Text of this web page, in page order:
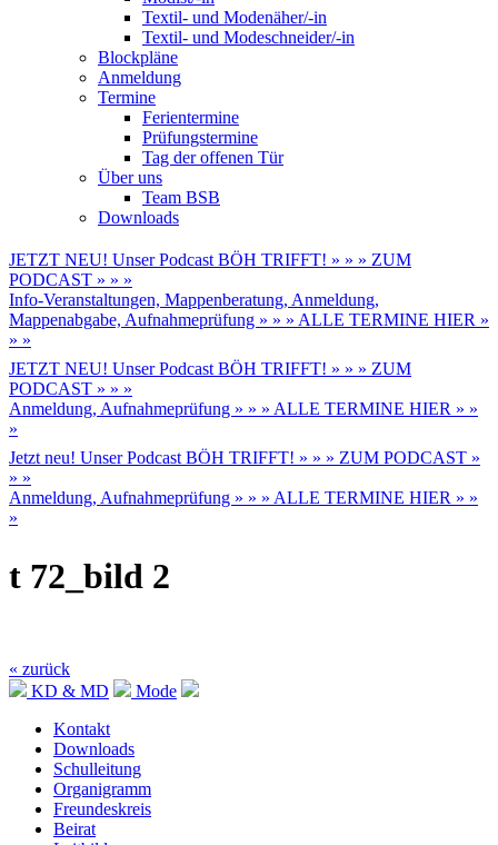
Textil- und Modenäher/-in
Textil- und Modeschneider/-in
Blockpläne
Anmeldung
Termine
Ferientermine
Prüfungstermine
Tag der offenen Tür
Über uns
Team BSB
Downloads
JETZT NEU! Unser Podcast BÖH TRIFFT! » » » ZUM
PODCAST » » »
Info-Veranstaltungen, Mappenberatung, Anmeldung,
Mappenabgabe, Aufnahmeprüfung » » » ALLE TERMINE HIER »
» »
JETZT NEU! Unser Podcast BÖH TRIFFT! » » » ZUM
PODCAST » » »
Anmeldung, Aufnahmeprüfung » » » ALLE TERMINE HIER » »
»
Jetzt neu! Unser Podcast BÖH TRIFFT! » » » ZUM PODCAST »
» »
Anmeldung, Aufnahmeprüfung » » » ALLE TERMINE HIER » »
»
t 72_bild 2
« zurück
KD & MD
Mode
Kontakt
Downloads
Schulleitung
Organigramm
Freundeskreis
Beirat